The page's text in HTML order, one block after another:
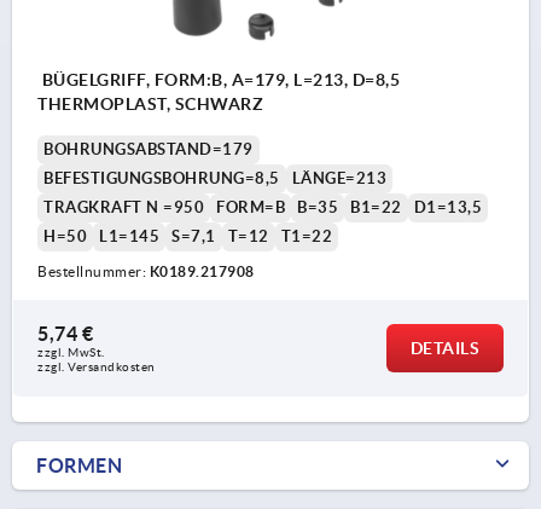
BÜGELGRIFF, FORM:B, A=179, L=213, D=8,5
THERMOPLAST, SCHWARZ
BOHRUNGSABSTAND=179
BEFESTIGUNGSBOHRUNG=8,5
LÄNGE=213
TRAGKRAFT N =950
FORM=B B=35 B1=22
D1=13,5
H=50
L1=145 S=7,1 T=12 T1=22
Bestellnummer: K0189.217908
5,74 €
zzgl. MwSt.
zzgl. Versandkosten
DETAILS
FORMEN